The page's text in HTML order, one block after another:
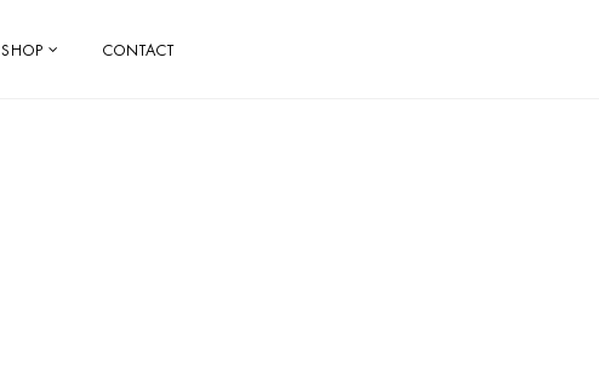
SHOP CONTACT